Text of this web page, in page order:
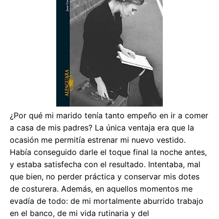
¿Por qué mi marido tenía tanto empeño en ir a comer
a casa de mis padres? La única ventaja era que la
ocasión me permitía estrenar mi nuevo vestido.
Había conseguido darle el toque final la noche antes,
y estaba satisfecha con el resultado. Intentaba, mal
que bien, no perder práctica y conservar mis dotes
de costurera. Además, en aquellos momentos me
evadía de todo: de mi mortalmente aburrido trabajo
en el banco, de mi vida rutinaria y del